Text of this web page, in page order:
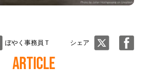
ぼやく事務員Ｔ シェア
ARTICLE